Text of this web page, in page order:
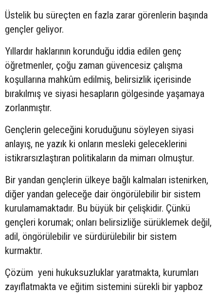
Üstelik bu süreçten en fazla zarar görenlerin başında
gençler geliyor.
Yıllardır haklarının korunduğu iddia edilen genç
öğretmenler, çoğu zaman güvencesiz çalışma
koşullarına mahkûm edilmiş, belirsizlik içerisinde
bırakılmış ve siyasi hesapların gölgesinde yaşamaya
zorlanmıştır.
Gençlerin geleceğini koruduğunu söyleyen siyasi
anlayış, ne yazık ki onların mesleki geleceklerini
istikrarsızlaştıran politikaların da mimarı olmuştur.
Bir yandan gençlerin ülkeye bağlı kalmaları istenirken,
diğer yandan geleceğe dair öngörülebilir bir sistem
kurulamamaktadır. Bu büyük bir çelişkidir. Çünkü
gençleri korumak; onları belirsizliğe sürüklemek değil,
adil, öngörülebilir ve sürdürülebilir bir sistem
kurmaktır.
Çözüm yeni hukuksuzluklar yaratmakta, kurumları
zayıflatmakta ve eğitim sistemini sürekli bir yapboz